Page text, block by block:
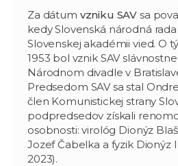
Za dátum vzniku SAV sa
kedy Slovenská národná
Slovenskej akadémii vied. O
1953 bol vznik SAV
Národnom divadle v
Predsedom SAV sa stal
člen Komunistickej strany
podpredsedov získali
osobnosti: virológ Dionýz
Jozef Čabelka a fyzik Dionýz
2023).